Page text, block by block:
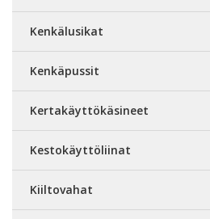
Kenkälusikat
Kenkäpussit
Kertakäyttökäsineet
Kestokäyttöliinat
Kiiltovahat